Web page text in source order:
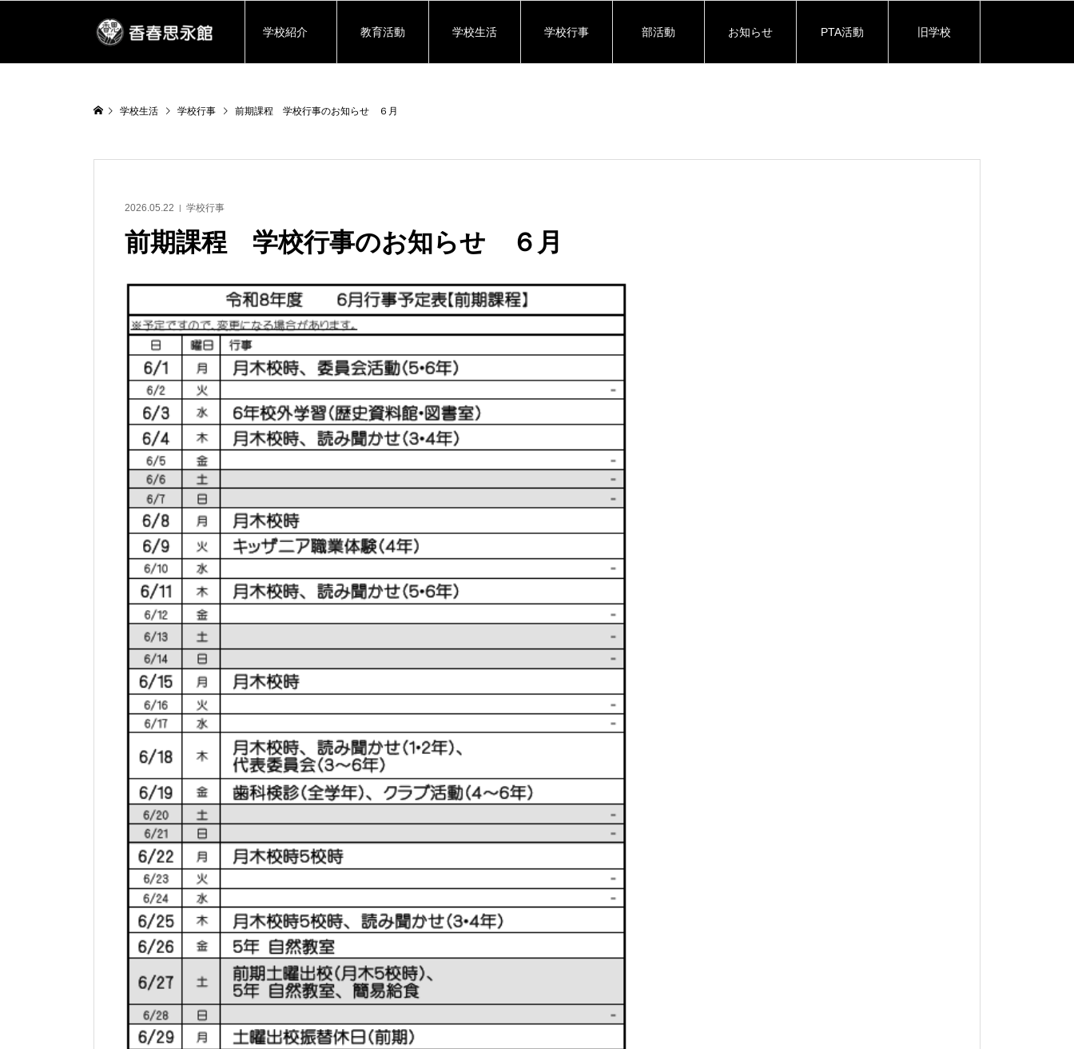
学校紹介 教育活動 学校生活 学校行事 部活動 お知らせ PTA活動 旧学校
学校生活 学校行事 前期課程 学校行事のお知らせ ６月
2026.05.22 学校行事
前期課程 学校行事のお知らせ ６月